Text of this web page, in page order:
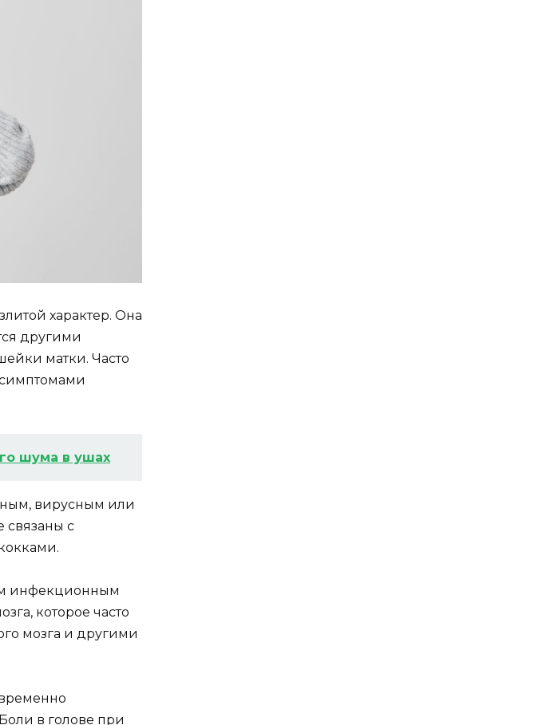
характер. Она
другими
матки. Часто
симптомами
шума в ушах
вирусным или
связаны с
инфекционным
которое часто
мозга и другими
в голове при